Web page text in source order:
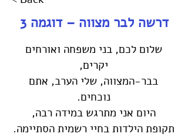
דרשה לבר מצווה – דוגמה 3
שלום לכם, בני משפחה ואורחים
יקרים,
בבר-המצווה, שלי הערב, אתם
נוכחים.
היום אני מתרגש במידה רבה,
תקופת הילדות בחיי רשמית הסתיימה.